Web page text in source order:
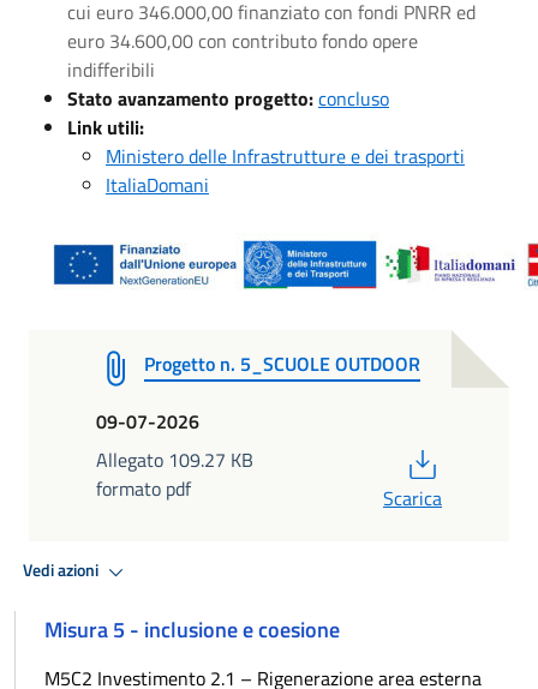
cui euro 346.000,00 finanziato con fondi PNRR ed
euro 34.600,00 con contributo fondo opere
indifferibili
Stato avanzamento progetto:concluso
Link utili:
Ministero delle Infrastrutture e dei trasporti
ItaliaDomani
Progetto n. 5_SCUOLE OUTDOOR
09-07-2026
Allegato 109.27 KB
formato pdf
Scarica
Vedi azioni
Misura 5 - inclusione e coesione
M5C2 Investimento 2.1 – Rigenerazione area esterna